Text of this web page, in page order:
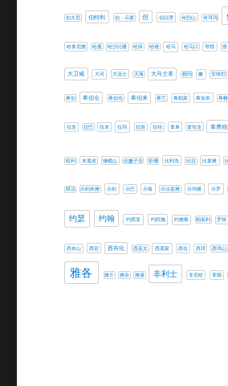
伯大尼 伯特利 伯．示麦 但 但以理 何烈山 何珥玛
哈拿尼雅 哈曼 哈沙比雅 哈薛 哈难 哈马 哈马口 哥辖 噩
大卫城 大河 大流士 大海 大马士革 她玛 嫩 安得烈
希伯 希伯仑 希伯伦 希伯来 希兰 希勒家 希实本 希幔
拉吉 拉巴 拉末 拉玛 拉班 拉结 拿单 拿坦业 拿弗他
暗利 末底改 橄榄山 欣嫩子谷 歌珊 比利洗 比拉 比拿雅
矶法 示利米雅 示剑 示巴 示每 示法提雅 示玛雅 示罗
约瑟 约翰 约西亚 约阿施 约雅敬 细基利 罗得
西奈山 西宏 西布伦 西庇太 西底家 西拉 西珥 西珥山
雅各 雅斤 雅杂 雅谢 非利士 非尼哈 革顺